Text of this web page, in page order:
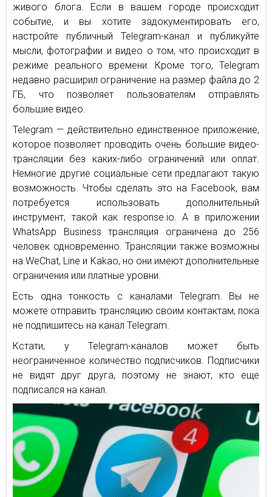
живого блога. Если в вашем городе происходит
событие, и вы хотите задокументировать его,
настройте публичный Telegram-канал и публикуйте
мысли, фотографии и видео о том, что происходит в
режиме реального времени. Кроме того, Telegram
недавно расширил ограничение на размер файла до 2
ГБ, что позволяет пользователям отправлять
большие видео.
Telegram — действительно единственное приложение,
которое позволяет проводить очень большие видео-
трансляции без каких-либо ограничений или оплат.
Немногие другие социальные сети предлагают такую
возможность. Чтобы сделать это на Facebook, вам
потребуется использовать дополнительный
инструмент, такой как response.io. А в приложении
WhatsApp Business трансляция ограничена до 256
человек одновременно. Трансляции также возможны
на WeChat, Line и Kakao, но они имеют дополнительные
ограничения или платные уровни.
Есть одна тонкость с каналами Telegram. Вы не
можете отправить трансляцию своим контактам, пока
не подпишитесь на канал Telegram.
Кстати, у Telegram-каналов может быть
неограниченное количество подписчиков. Подписчики
не видят друг друга, поэтому не знают, кто еще
подписался на канал.